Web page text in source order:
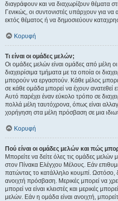
διαγράφουν και να διαχωρίζουν θέματα
Γενικώς, οι συντονιστές υπάρχουν για
εκτός θέματος ή να δημοσιεύουν
Κορυφή
Τι είναι οι ομάδες μελών;
Οι ομάδες μελών είναι ομάδες από μέλη
διαχειρίσιμα τμήματα με τα οποία οι
μπορούν να εργαστούν. Κάθε μέλος
σε κάθε ομάδα μπορεί να έχουν ανατεθεί
Αυτό παρέχει έναν εύκολο τρόπο σε
πολλά μέλη ταυτόχρονα, όπως είναι
χορήγηση στα μέλη πρόσβαση σε μια
Κορυφή
Πού είναι οι ομάδες μελών και πώς
Μπορείτε να δείτε όλες τις ομάδες
στον Πίνακα Ελέγχου Μέλους. Εάν
πατώντας το κατάλληλο κουμπί. Ωστόσο,
ανοιχτή πρόσβαση. Μερικές μπορεί να
μπορεί να είναι κλειστές και μερικές
μελών. Εάν η ομάδα είναι ανοιχτή,